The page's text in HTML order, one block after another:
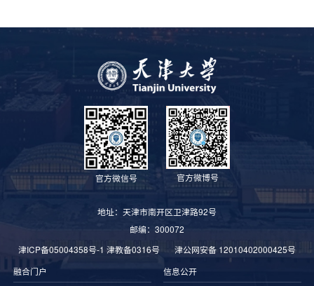
官方微信号 官方微博号
地址：天津市南开区卫津路92号
邮编：300072
津ICP备05004358号-1 津教备0316号 津公网安备 12010402000425号
融合门户 信息公开